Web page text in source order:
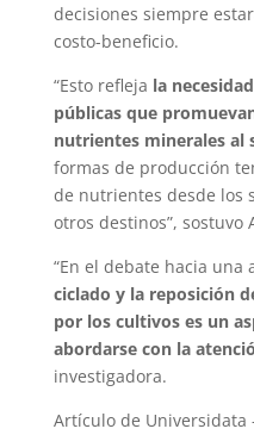
decisiones siempre
costo-beneficio.
“Esto refleja la
públicas que
nutrientes minerales al
formas de producción
de nutrientes desde los
otros destinos”, sostuvo
“En el debate hacia
ciclado y la reposición
por los cultivos es un
abordarse con la
investigadora.
Artículo de Universidata